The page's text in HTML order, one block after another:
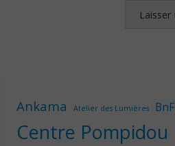
Ankama Atelier des Lumières BnF
Centre Pompidou